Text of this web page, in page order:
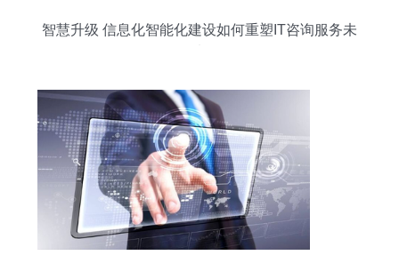
智慧升级 信息化智能化建设如何重塑IT咨询服务未